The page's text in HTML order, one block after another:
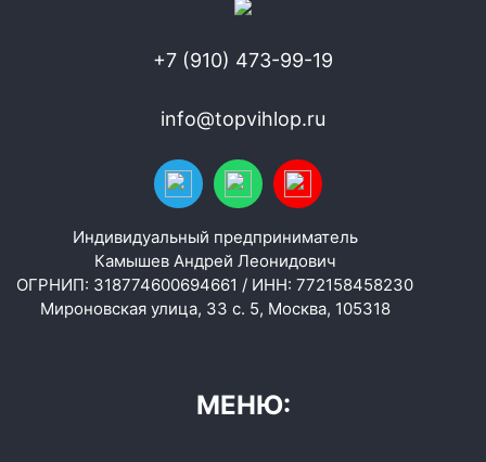
+7 (910) 473-99-19
info@topvihlop.ru
Индивидуальный предприниматель
Камышев Андрей Леонидович
ОГРНИП: 318774600694661 / ИНН: 772158458230
Мироновская улица, 33 с. 5, Москва, 105318
МЕНЮ: